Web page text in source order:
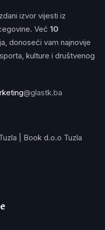
izvor vijesti iz
Već 10
donoseći vam najnovije
kulture i društvenog
@glastk.ba
| Book d.o.o Tuzla